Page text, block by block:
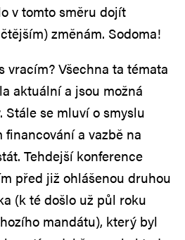
v tomto směru dojít
změnám. Sodoma!
vracím? Všechna ta témata
aktuální a jsou možná
Stále se mluví o smyslu
financování a vazbě na
Tehdejší konference
před již ohlášenou druhou
(k té došlo už půl roku
mandátu), který byl